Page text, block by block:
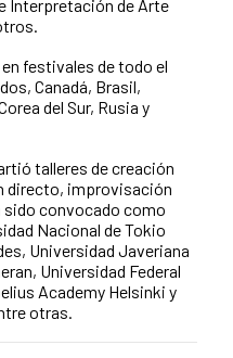
Interpretación de Arte
festivales de todo el
Canadá, Brasil,
del Sur, Rusia y
talleres de creación
directo, improvisación
sido convocado como
Nacional de Tokio
Universidad Javeriana
Universidad Federal
Academy Helsinki y
otras.